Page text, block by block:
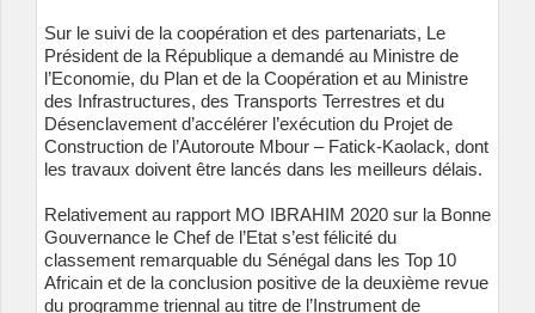
Sur le suivi de la coopération et des partenariats, Le
Président de la République a demandé au Ministre de
l’Economie, du Plan et de la Coopération et au Ministre
des Infrastructures, des Transports Terrestres et du
Désenclavement d’accélérer l’exécution du Projet de
Construction de l’Autoroute Mbour – Fatick-Kaolack, dont
les travaux doivent être lancés dans les meilleurs délais.
Relativement au rapport MO IBRAHIM 2020 sur la Bonne
Gouvernance le Chef de l’Etat s’est félicité du
classement remarquable du Sénégal dans les Top 10
Africain et de la conclusion positive de la deuxième revue
du programme triennal au titre de l’Instrument de